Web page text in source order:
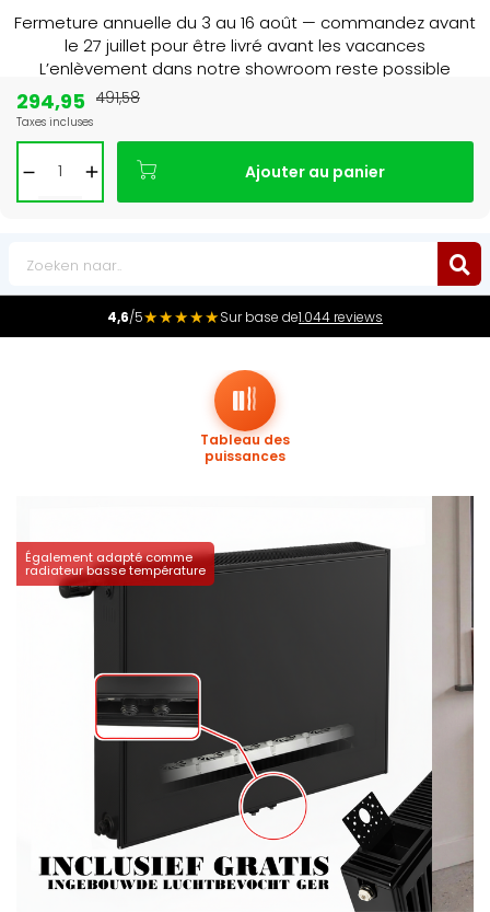
Fermeture annuelle du 3 au 16 août — commandez avant
le 27 juillet pour être livré avant les vacances
L’enlèvement dans notre showroom reste possible
4,6/5★★★★★Sur base de1.044 reviews
Également adapté comme
radiateur basse température
Tableau des
puissances
294,95
Taxes incluses
491,58
Ajouter au panier